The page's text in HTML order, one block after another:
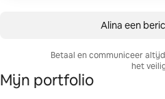
Alina een
Betaal en communiceer
het
Mijn portfolio